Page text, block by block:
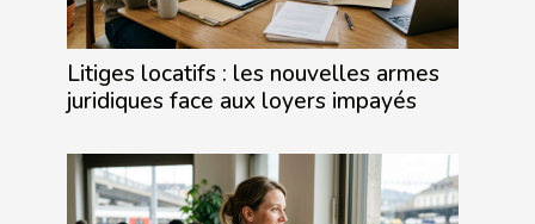
Litiges locatifs : les nouvelles armes
juridiques face aux loyers impayés